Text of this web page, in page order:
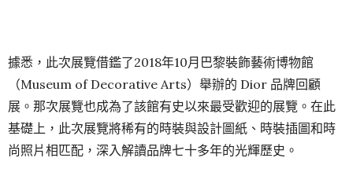
據悉，此次展覽借鑑了2018年10月巴黎裝飾藝術博物館
（Museum of Decorative Arts）舉辦的 Dior 品牌回顧
展。那次展覽也成為了該館有史以來最受歡迎的展覽。在此
基礎上，此次展覽將稀有的時裝與設計圖紙、時裝插圖和時
尚照片相匹配，深入解讀品牌七十多年的光輝歷史。